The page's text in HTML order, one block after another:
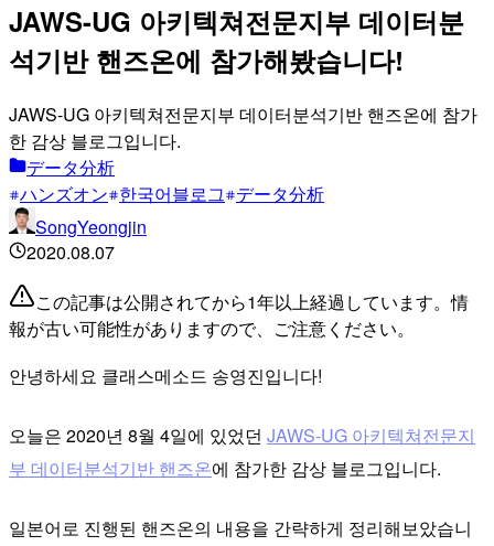
JAWS-UG 아키텍쳐전문지부 데이터분
석기반 핸즈온에 참가해봤습니다!
JAWS-UG 아키텍쳐전문지부 데이터분석기반 핸즈온에 참가
한 감상 블로그입니다.
データ分析
ハンズオン 한국어블로그 データ分析
SongYeongjin
2020.08.07
この記事は公開されてから1年以上経過しています。情
報が古い可能性がありますので、ご注意ください。
안녕하세요 클래스메소드 송영진입니다!
오늘은 2020년 8월 4일에 있었던 JAWS-UG 아키텍쳐전문지
부 데이터분석기반 핸즈온에 참가한 감상 블로그입니다.
일본어로 진행된 핸즈온의 내용을 간략하게 정리해보았습니